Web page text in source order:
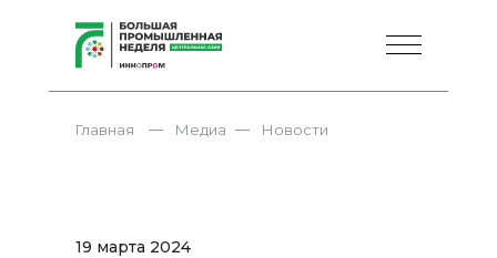
Главная Новости
— Медиа —
19 марта 2024